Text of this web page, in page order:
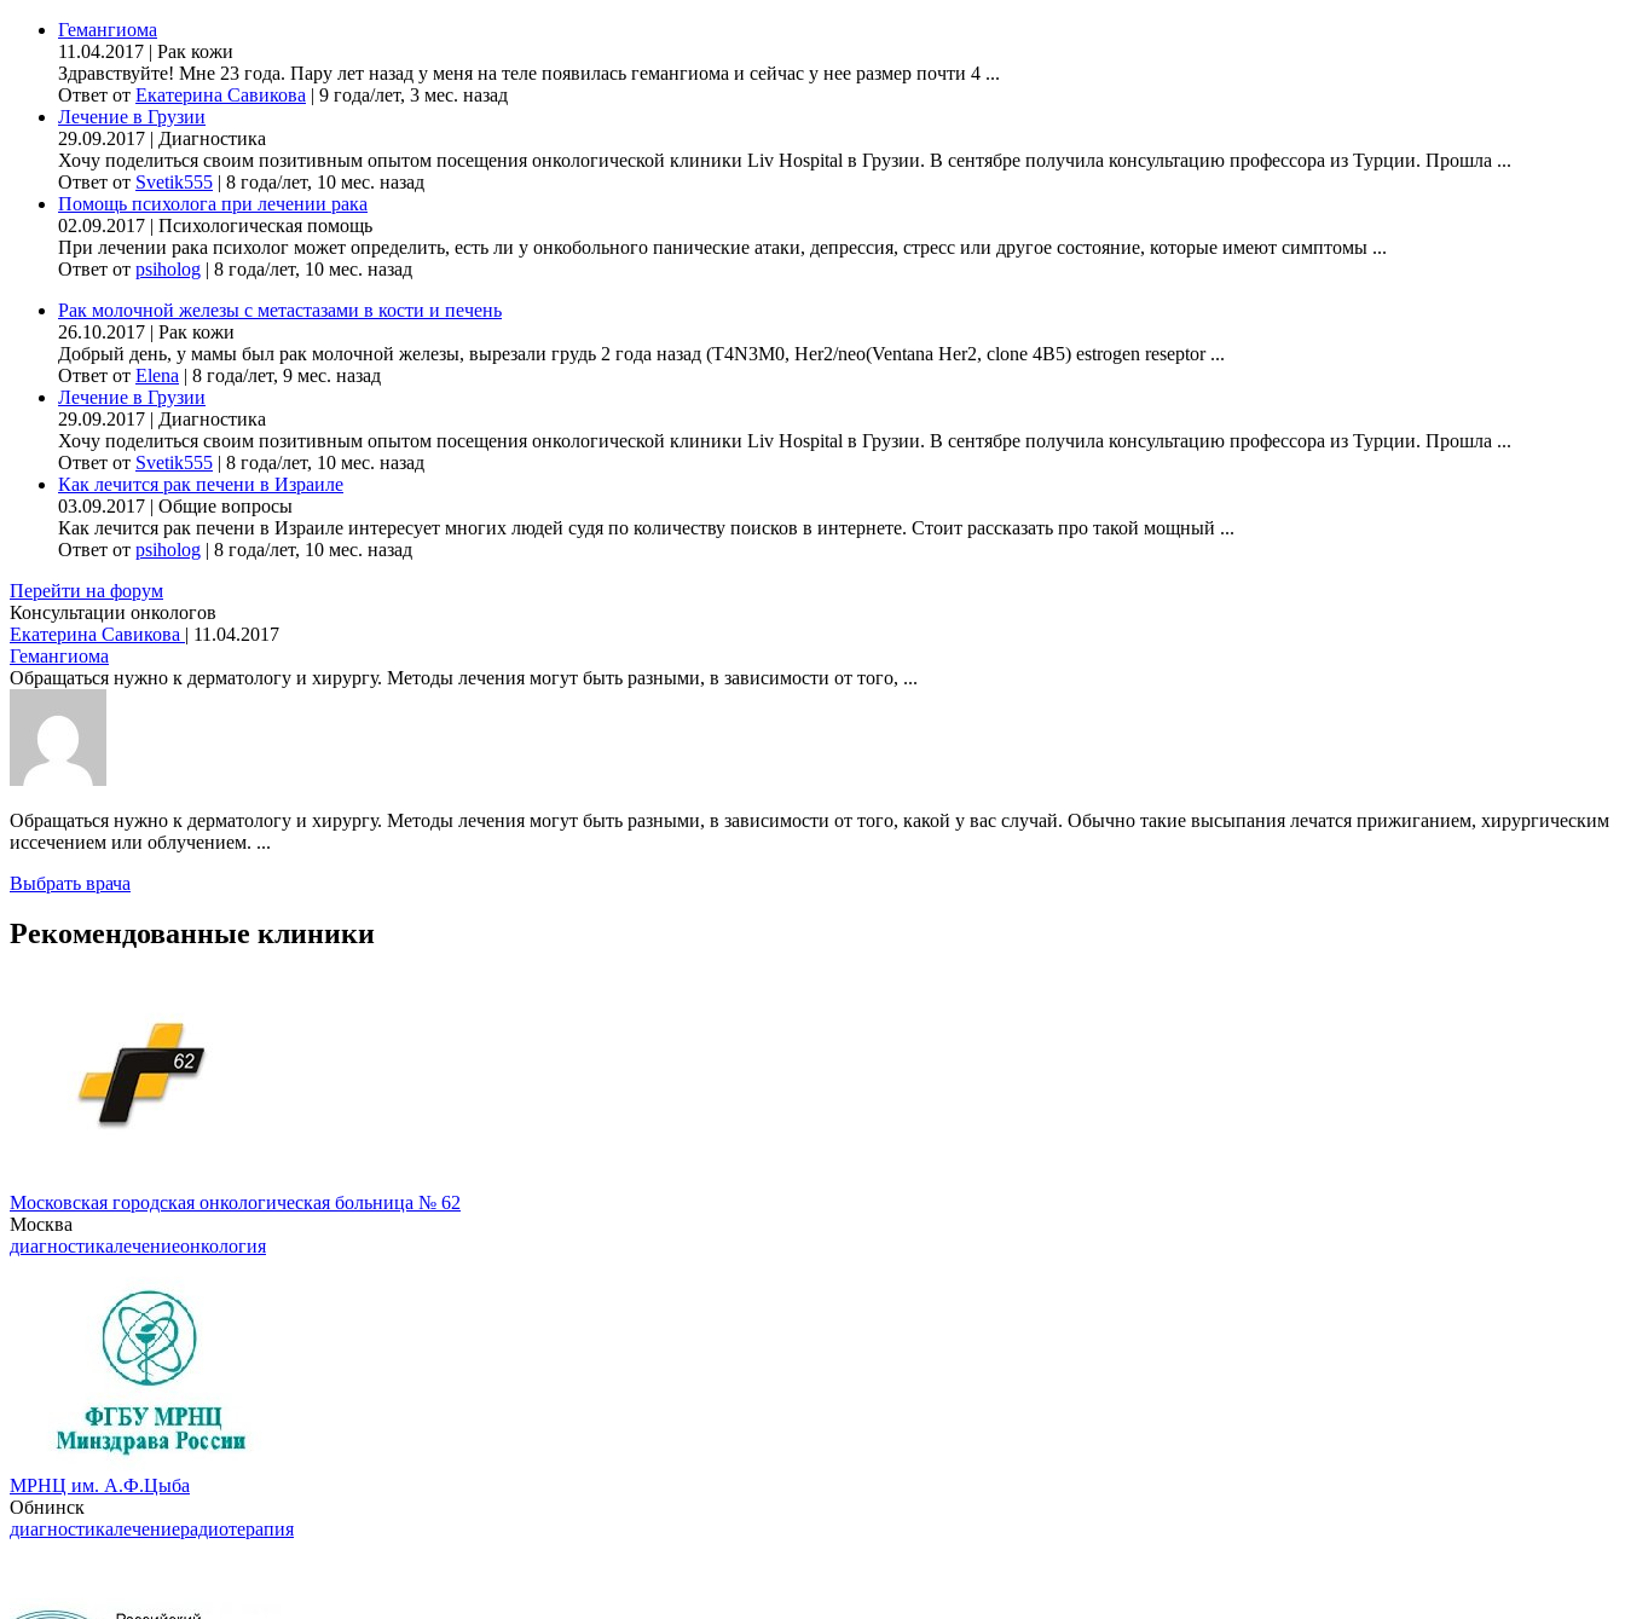
Гемангиома
11.04.2017 | Рак кожи
Здравствуйте! Мне 23 года. Пару лет назад у меня на теле появилась гемангиома и сейчас у нее размер почти 4 ...
Ответ от Екатерина Савикова | 9 года/лет, 3 мес. назад
Лечение в Грузии
29.09.2017 | Диагностика
Хочу поделиться своим позитивным опытом посещения онкологической клиники Liv Hospital в Грузии. В сентябре получила консультацию профессора из Турции. Прошла ...
Ответ от Svetik555 | 8 года/лет, 10 мес. назад
Помощь психолога при лечении рака
02.09.2017 | Психологическая помощь
При лечении рака психолог может определить, есть ли у онкобольного панические атаки, депрессия, стресс или другое состояние, которые имеют симптомы ...
Ответ от psiholog | 8 года/лет, 10 мес. назад
Рак молочной железы с метастазами в кости и печень
26.10.2017 | Рак кожи
Добрый день, у мамы был рак молочной железы, вырезали грудь 2 года назад (Т4N3M0, Her2/neo(Ventana Her2, clone 4B5) estrogen reseptor ...
Ответ от Elena | 8 года/лет, 9 мес. назад
Лечение в Грузии
29.09.2017 | Диагностика
Хочу поделиться своим позитивным опытом посещения онкологической клиники Liv Hospital в Грузии. В сентябре получила консультацию профессора из Турции. Прошла ...
Ответ от Svetik555 | 8 года/лет, 10 мес. назад
Как лечится рак печени в Израиле
03.09.2017 | Общие вопросы
Как лечится рак печени в Израиле интересует многих людей судя по количеству поисков в интернете. Стоит рассказать про такой мощный ...
Ответ от psiholog | 8 года/лет, 10 мес. назад
Перейти на форум
Консультации онкологов
Екатерина Савикова | 11.04.2017
Гемангиома
Обращаться нужно к дерматологу и хирургу. Методы лечения могут быть разными, в зависимости от того, ...
Обращаться нужно к дерматологу и хирургу. Методы лечения могут быть разными, в зависимости от того, какой у вас случай. Обычно такие высыпания лечатся прижиганием, хирургическим
иссечением или облучением. ...
Выбрать врача
Рекомендованные клиники
Московская городская онкологическая больница № 62
Москва
диагностикалечениеонкология
МРНЦ им. А.Ф.Цыба
Обнинск
диагностикалечениерадиотерапия